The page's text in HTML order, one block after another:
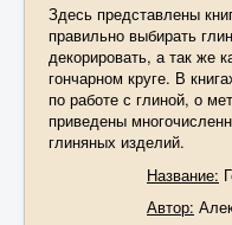
Здесь представлены
правильно выбирать
декорировать, а так же
гончарном круге. В
по работе с глиной, о
приведены
глиняных изделий.
Название:
Автор: